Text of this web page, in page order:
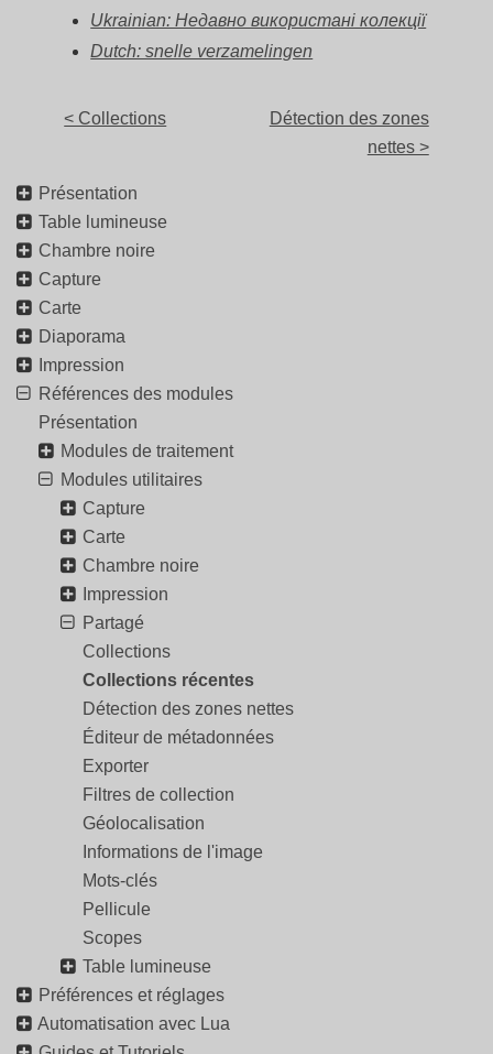
Ukrainian: Недавно використані колекції
Dutch: snelle verzamelingen
< Collections
Détection des zones
nettes >
Présentation
Table lumineuse
Chambre noire
Capture
Carte
Diaporama
Impression
Références des modules
Présentation
Modules de traitement
Modules utilitaires
Capture
Carte
Chambre noire
Impression
Partagé
Collections
Collections récentes
Détection des zones nettes
Éditeur de métadonnées
Exporter
Filtres de collection
Géolocalisation
Informations de l'image
Mots-clés
Pellicule
Scopes
Table lumineuse
Préférences et réglages
Automatisation avec Lua